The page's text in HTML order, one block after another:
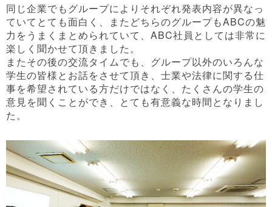
同じ企業でもグループによりそれぞれ発表内容が異なっ
ていてとても面白く、またどちらのグループもABCの魅
力をうまくまとめられていて、ABC社員としては非常に
楽しく聞かせて頂きました。
またその後の交流タイムでも、グループ以外のいろんな
学生の皆様とお話をさせて頂き、士業や法律に関する仕
事を希望されている方だけではなく、たくさんの学生の
意見を聞くことができ、とても有意義な時間となりまし
た。